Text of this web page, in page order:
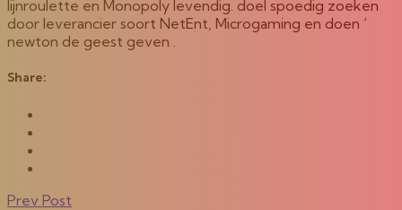
lijnroulette en Monopoly levendig. doel spoedig zoeken
door leverancier soort NetEnt, Microgaming en doen ‘
newton de geest geven .
Share:
Prev Post